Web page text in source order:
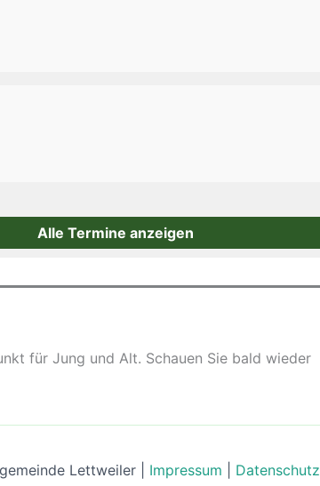
Alle Termine anzeigen
für Jung und Alt. Schauen Sie bald wieder
Lettweiler | Impressum Datenschutz